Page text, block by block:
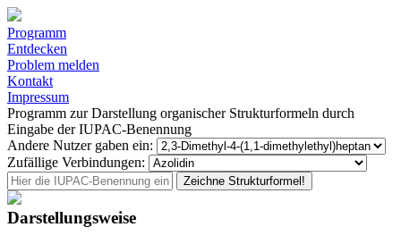
Programm
Entdecken
Problem melden
Kontakt
Impressum
Programm zur Darstellung organischer Strukturformeln durch
Eingabe der IUPAC-Benennung
Andere Nutzer gaben ein:
Zufällige Verbindungen:
Zeichne Strukturformel!
Darstellungsweise